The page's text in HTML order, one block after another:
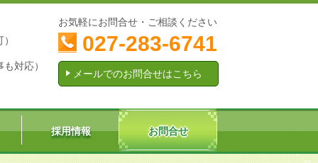
対応）
お気軽にお問合せ・ご相談ください
027-283-6741
メールでのお問合せはこちら
採用情報 お問合せ